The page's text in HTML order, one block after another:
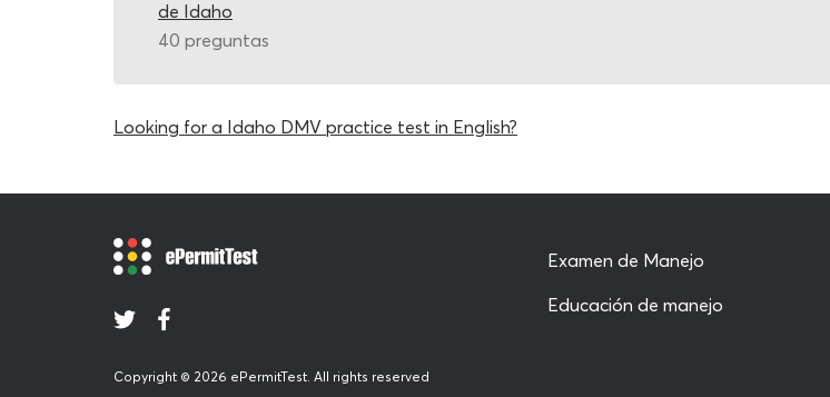
de Idaho
40 preguntas
Looking for a Idaho DMV practice test in English?
Copyright © 2026 ePermitTest. All rights reserved
Examen de Manejo
Educación de manejo